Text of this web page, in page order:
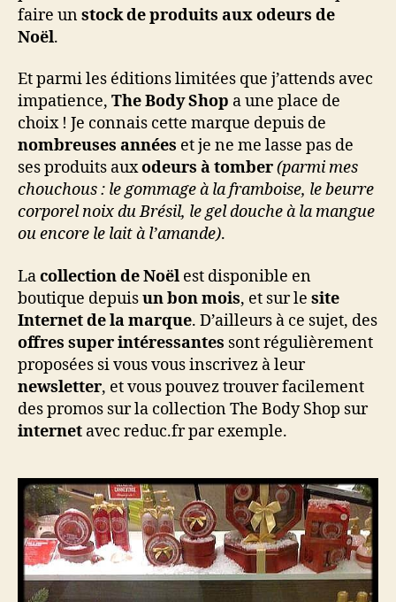
faire unstock de produits aux odeurs de
Noël.
Et parmi les éditions limitées que j’attends avec
impatience, The Body Shop a une place de
choix ! Je connais cette marque depuis de
nombreuses années et je ne me lasse pas de
ses produits auxodeurs à tomber(parmi mes
chouchous : le gommage à la framboise, le beurre
corporel noix du Brésil, le gel douche à la mangue
ou encore le lait à l’amande).
Lacollection de Noël est disponible en
boutique depuisun bon mois, et sur le site
Internet de la marque. D’ailleurs à ce sujet, des
offres super intéressantes sont régulièrement
proposées si vous vous inscrivez à leur
newsletter, et vous pouvez trouver facilement
des promos sur la collection The Body Shop sur
internet avec reduc.fr par exemple.